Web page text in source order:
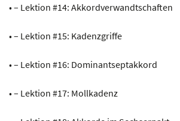
• – Lektion #14: Akkordverwandtschaften
• – Lektion #15: Kadenzgriffe
• – Lektion #16: Dominantseptakkord
• – Lektion #17: Mollkadenz